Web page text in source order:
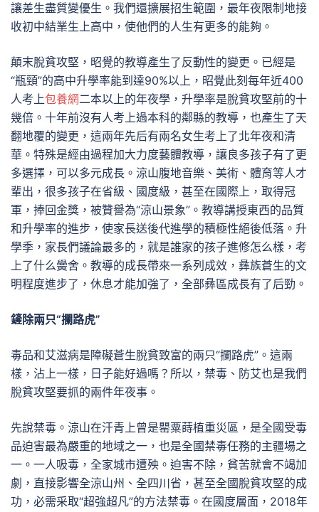
讓差生盡質變優生。我們還擴展招生範圍，最年夜限制地接
收初中結業生上高中，使他們的人生有更多的能夠。
顛末脫貧攻堅，昭覺的教導產生了反動性的變更。已經是
“瓶頸”的高中升學率能到達90%以上，昭覺此刻每年近400
人考上包養網二本以上的年夜學，升學率是脫貧攻堅前的十
幾倍。十年前沒有人考上過本科的鄰縣的教導，也產生了天
翻地覆的變更，這兩年先后有兩名女生考上了北年夜和清
華。特殊是經由過程加大力度藝體教導，讓良多孩子有了更
多選擇，可以多元成長。涼山腹地音樂、美術、體育等人才
輩出，很多孩子在省級、國度級，甚至在國際上，取得冠
軍，捧回金獎，被贊譽為“涼山景象”。教導講授東西的品質
和升學率的進步，使家長送後代進學的積極性絕後低落。升
學季，家長們議論最多的，就是誰家的孩子進修怎么樣，考
上了什么黌舍。教導的成長帶來一系列成效，彝族蒼生的文
明程度進步了，休息才能加強了，全部彝區成長有了后勁。
鏟除兩只“攔路虎”
毒品和艾滋病是障礙蒼生脫貧致富的兩只“攔路虎”。這兩
樣，沾上一樣，日子能好過嗎？所以，禁毒、防艾也是我們
脫貧攻堅要抓的兩件年夜事。
先說禁毒。涼山在汗青上曾是罌粟蒔植重災區，是全國受毒
品迫害最為嚴重的地域之一，也是全國禁毒任務的主疆場之
一。一人吸毒，全家城市遭殃。迫害不除，貧苦就會不竭加
劇，直接影響全涼山州、全四川省，甚至全國脫貧攻堅的成
功，必需采取“超強超凡”的方法禁毒。在國度層面，2018年